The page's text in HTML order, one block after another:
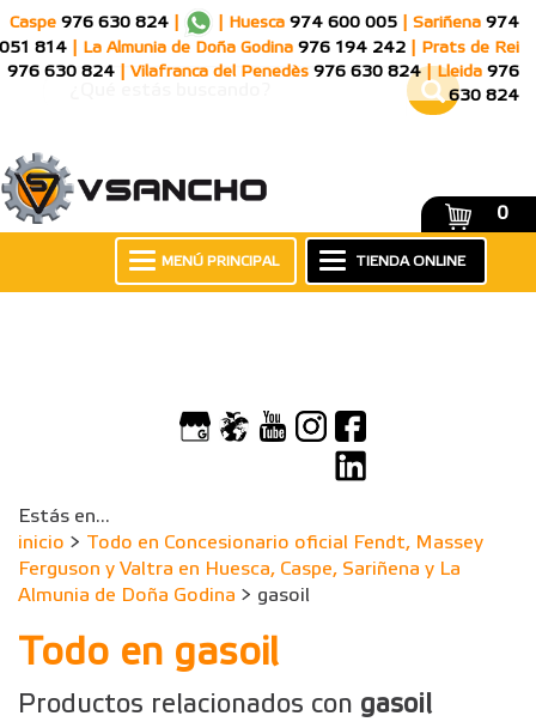
Caspe 976 630 824 Huesca 974 600 005 Sariñena 974
051 814
La Almunia de Doña Godina 976 194 242
Prats de Rei
976 630 824
Vilafranca del Penedès 976 630 824 Lleida 976
630 824
0
TIENDA ONLINE
MENÚ PRINCIPAL
Estás en...
inicio > Todo en Concesionario oficial Fendt, Massey
Ferguson y Valtra en Huesca, Caspe, Sariñena y La
Almunia de Doña Godina > gasoil
Todo en gasoil
Productos relacionados con gasoil